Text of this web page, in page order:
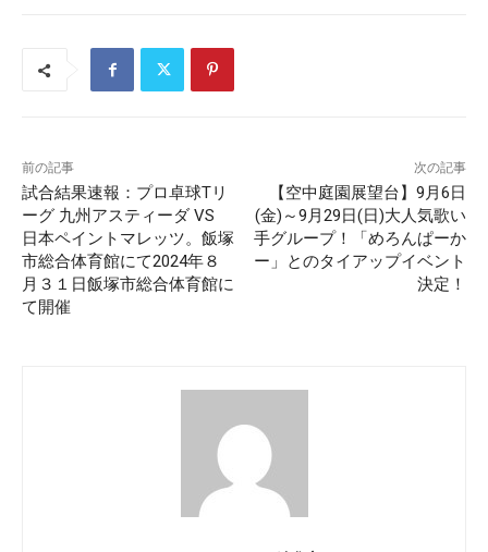
前の記事
試合結果速報：プロ卓球Tリ
ーグ 九州アスティーダ VS
日本ペイントマレッツ。飯塚
市総合体育館にて2024年８
月３１日飯塚市総合体育館に
て開催
次の記事
【空中庭園展望台】9月6日
(金)～9月29日(日)大人気歌い
手グループ！「めろんぱーか
ー」とのタイアップイベント
決定！